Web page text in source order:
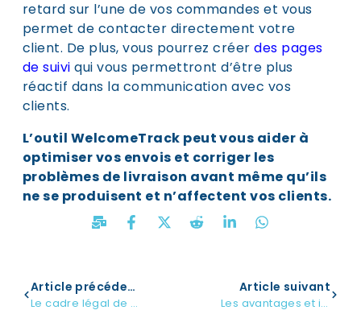
retard sur l’une de vos commandes et vous
permet de contacter directement votre
client. De plus, vous pourrez créerdes pages
de suiviqui vous permettront d’être plus
réactif dans la communication avec vos
clients.
L’outil WelcomeTrack peut vous aider à
optimiser vos envois et corriger les
problèmes de livraison avant même qu’ils
ne se produisent et n’affectent vos clients.
Article précédent
Le cadre légal de la livraison e-commerce
Article suivant
Les avantages et inconvénients du ship from store